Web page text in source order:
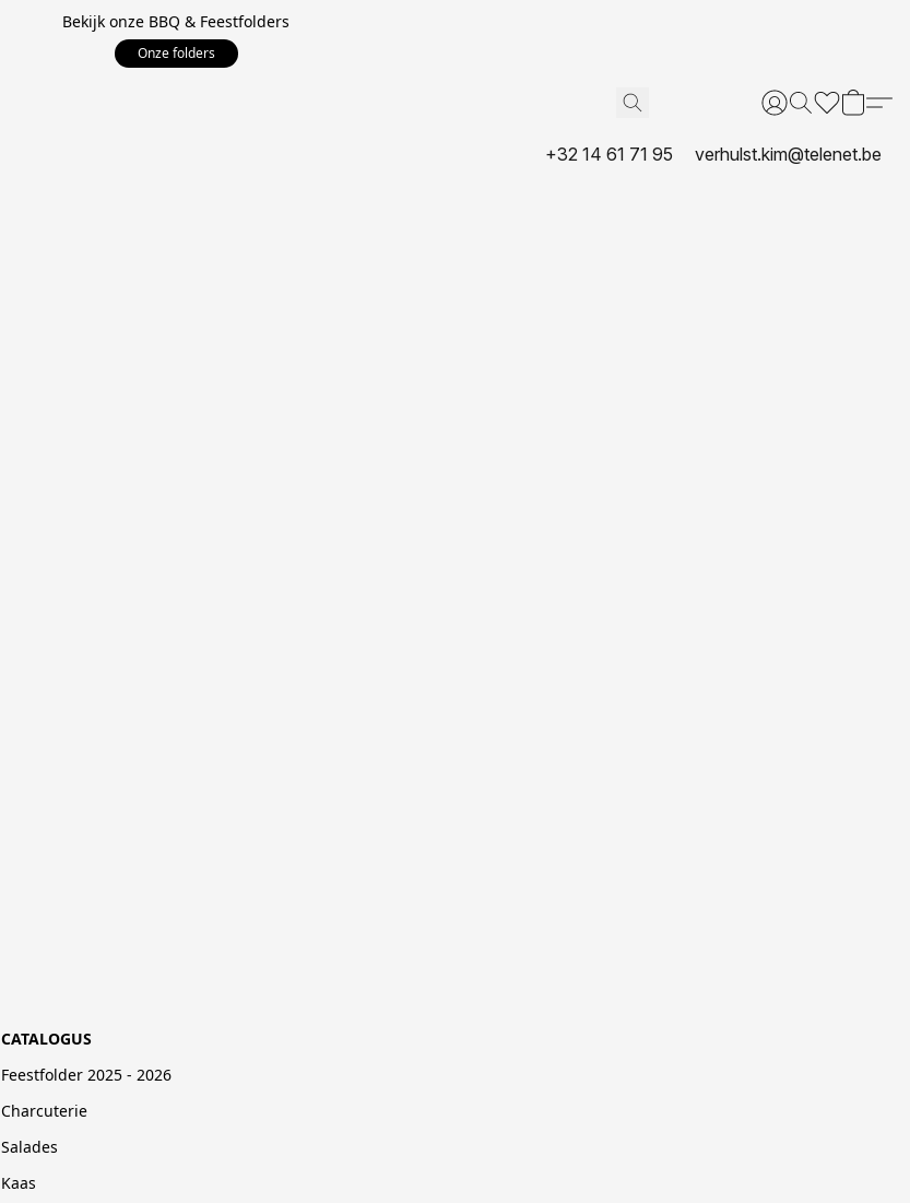
Bekijk onze BBQ & Feestfolders
Onze folders
+32 14 61 71 95 verhulst.kim@telenet.be
CATALOGUS
Feestfolder 2025 - 2026
Charcuterie
Salades
Kaas